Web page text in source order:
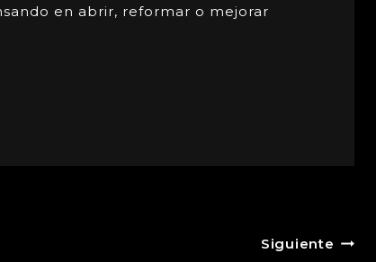
en abrir, reformar o mejorar
Siguiente